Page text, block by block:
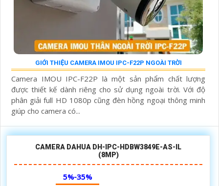
GIỚI THIỆU CAMERA IMOU IPC-F22P NGOÀI TRỜI
Camera IMOU IPC-F22P là một sản phẩm chất lượng
được thiết kế dành riêng cho sử dụng ngoài trời. Với độ
phân giải full HD 1080p cũng đèn hồng ngoại thông minh
giúp cho camera có...
CAMERA DAHUA DH-IPC-HDBW3849E-AS-IL
(8MP)
5%-35%